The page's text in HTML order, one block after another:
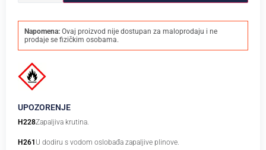
Napomena: Ovaj proizvod nije dostupan za maloprodaju i ne
prodaje se fizičkim osobama.
UPOZORENJE
H228Zapaljiva krutina.
H261 U dodiru s vodom oslobađa zapaljive plinove.